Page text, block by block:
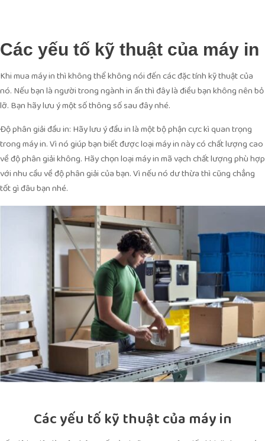
Các yếu tố kỹ thuật của máy in
Khi mua máy in thì không thể không nói đến các đặc tính kỹ thuật của
nó. Nếu bạn là người trong ngành in ấn thì đây là điều bạn không nên bỏ
lỡ. Bạn hãy lưu ý một số thông số sau đây nhé.
Độ phân giải đầu in: Hãy lưu ý đầu in là một bộ phận cực kì quan trọng
trong máy in. Vì nó giúp bạn biết được loại máy in này có chất lượng cao
về độ phân giải không. Hãy chọn loại máy in mã vạch chất lượng phù hợp
với nhu cầu về độ phân giải của bạn. Vì nếu nó dư thừa thì cũng chẳng
tốt gì đâu bạn nhé.
Các yếu tố kỹ thuật của máy in